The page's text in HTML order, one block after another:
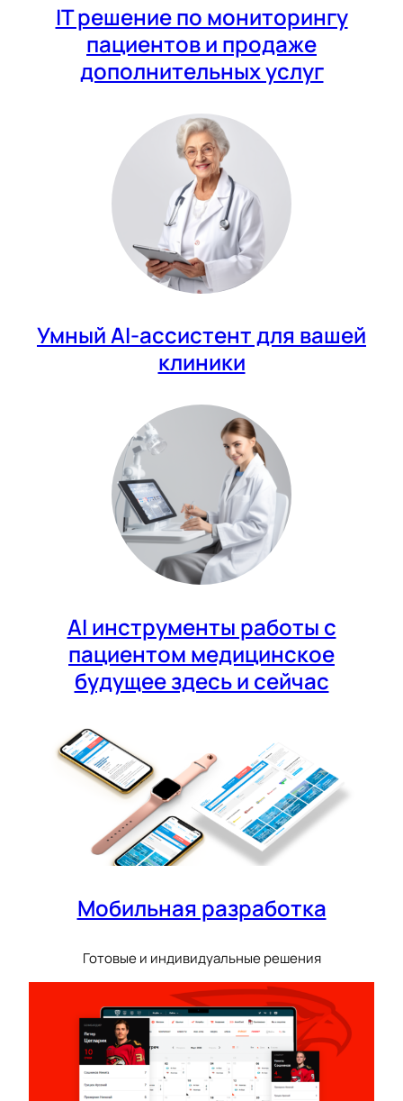
IT решение по мониторингу
пациентов и продаже
дополнительных услуг
Умный AI-ассистент для вашей
клиники
AI инструменты работы с
пациентом медицинское
будущее здесь и сейчас
Мобильная разработка
Готовые и индивидуальные решения